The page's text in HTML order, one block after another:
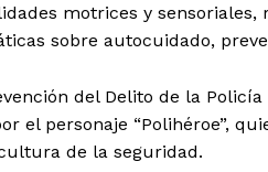
Yucatán
motrices y sensoriales,
sobre autocuidado,
del Delito de la
el personaje “Polihéroe”,
de la seguridad.